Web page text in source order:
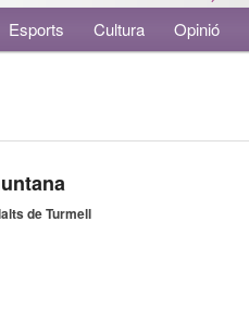
Esports Cultura Opinió
de Turmell